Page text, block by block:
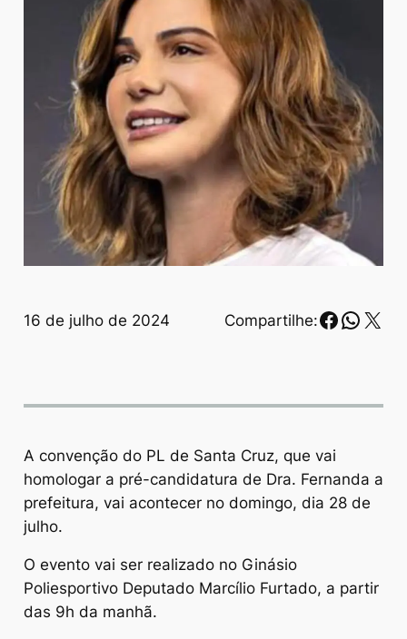
16 de julho de 2024 Compartilhe: X
A convenção do PL de Santa Cruz, que vai
homologar a pré-candidatura de Dra. Fernanda a
prefeitura, vai acontecer no domingo, dia 28 de
julho.
O evento vai ser realizado no Ginásio
Poliesportivo Deputado Marcílio Furtado, a partir
das 9h da manhã.